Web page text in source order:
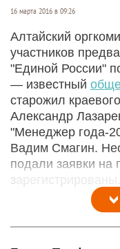
16 марта 2016 в 09:26
Алтайский
участников
"Единой России"
— известный
старожил
Александр
"Менеджер года-
Вадим Смагин.
подали заявки на
зарегистрированы.